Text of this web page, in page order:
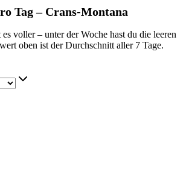
Tag – Crans-Montana
voller – unter der Woche hast du die leeren
oben ist der Durchschnitt aller 7 Tage.